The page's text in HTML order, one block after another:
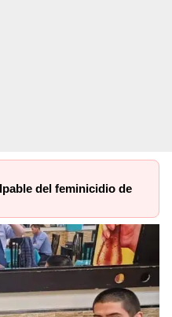
del feminicidio de